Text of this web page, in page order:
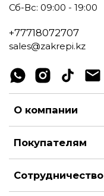
Сб-Вс: 09:00 - 19:00
+77718072707
sales@zakrepi.kz
О компании
Покупателям
Сотрудничество